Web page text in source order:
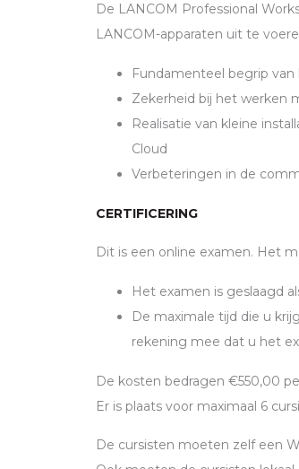
De LANCOM Professional
LANCOM-apparaten uit te
Fundamenteel begrip
Zekerheid bij het werken
Realisatie van kleine
Cloud
Verbeteringen in de
CERTIFICERING
Dit is een online examen. Het
Het examen is geslaagd
De maximale tijd die u
rekening mee dat u het
De kosten bedragen €550,00
Er is plaats voor maximaal 6
De cursisten moeten zelf een